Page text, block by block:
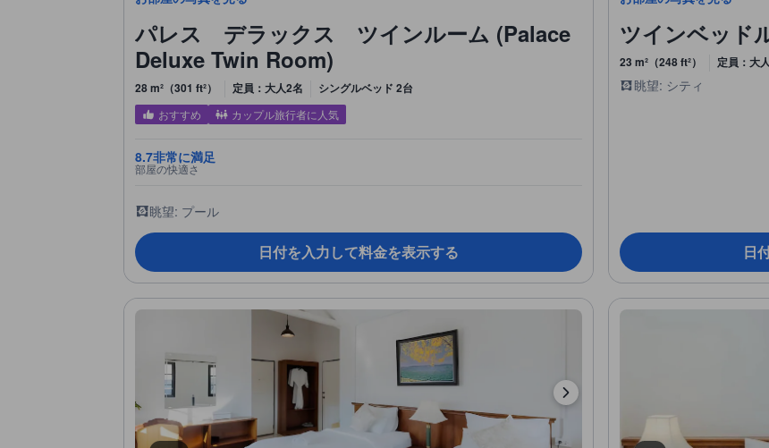
パレス デラックス ツインルーム (Palace
Deluxe Twin Room)
28 m²（301 ft²） 定員：大人2名 シングルベッド 2台
おすすめ カップル旅行者に人気
8.7非常に満足
部屋の快適さ
眺望: プール
日付を入力して料金を表示する
ツインベッド
23 m²（248 ft²） 定員：大
眺望: シティ
日